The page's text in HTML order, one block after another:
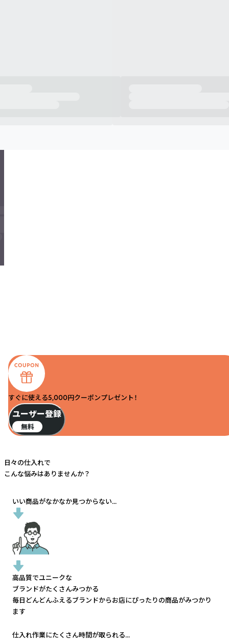
すぐに使える5,000円クーポンプレゼント！
ユーザー登録
無料
日々の仕入れで
こんな悩みはありませんか？
いい商品がなかなか見つからない...
高品質でユニークな
ブランドがたくさんみつかる
毎日どんどんふえるブランドからお店にぴったりの商品がみつかり
ます
仕入れ作業にたくさん時間が取られる...